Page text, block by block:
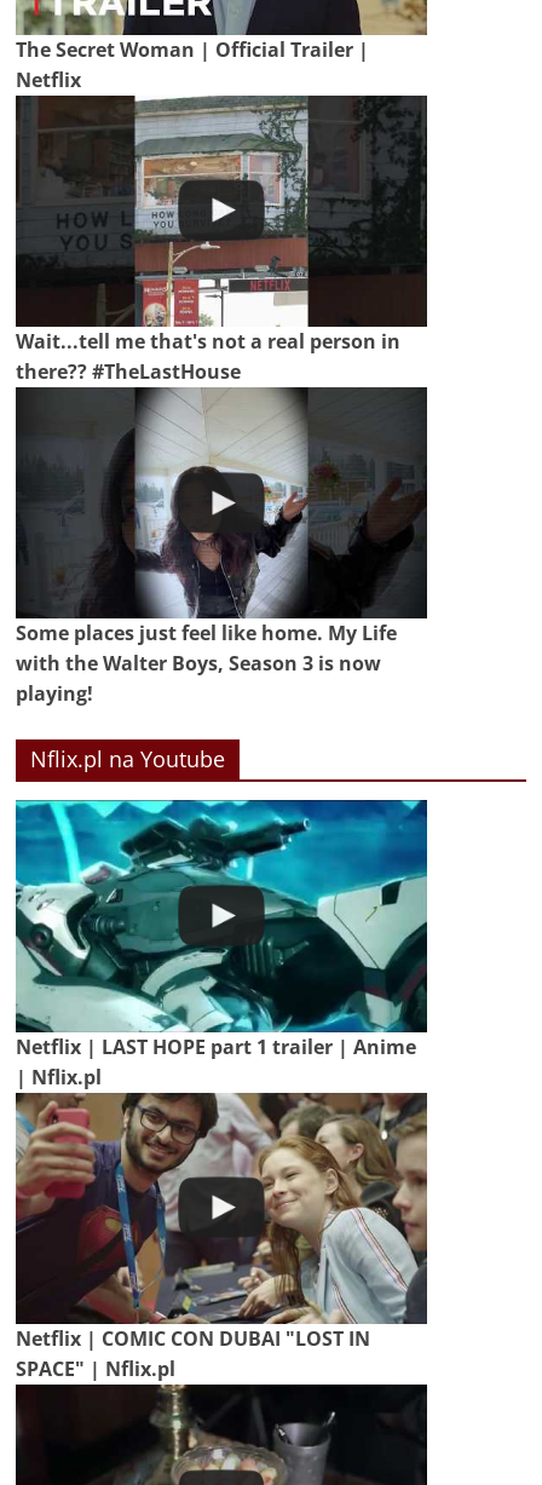
The Secret Woman | Official Trailer |
Netflix
Wait...tell me that's not a real person in
there?? #TheLastHouse
Some places just feel like home. My Life
with the Walter Boys, Season 3 is now
playing!
Nflix.pl na Youtube
Netflix | LAST HOPE part 1 trailer | Anime
| Nflix.pl
Netflix | COMIC CON DUBAI "LOST IN
SPACE" | Nflix.pl